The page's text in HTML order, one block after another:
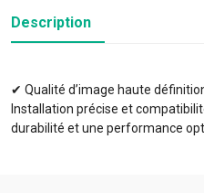
Description
✔ Qualité d’image haute
Installation précise et
durabilité et une performance